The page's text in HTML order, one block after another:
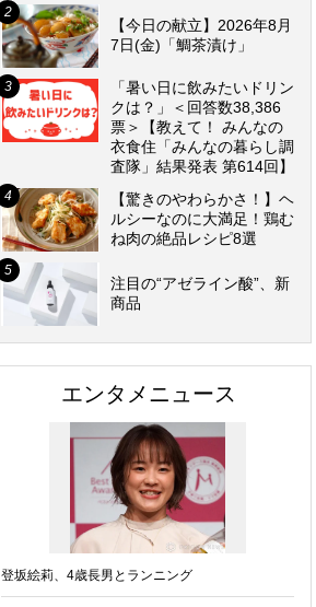
【今日の献立】2026年8月
7日(金)「鯛茶漬け」
「暑い日に飲みたいドリン
クは？」＜回答数38,386
票＞【教えて！ みんなの
衣食住「みんなの暮らし調
査隊」結果発表 第614回】
【驚きのやわらかさ！】ヘ
ルシーなのに大満足！鶏む
ね肉の絶品レシピ8選
注目の“アゼライン酸”、新
商品
エンタメニュース
登坂絵莉、4歳長男とランニング